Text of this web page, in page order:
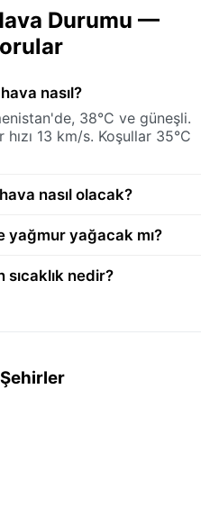
Durumu —
nasıl?
38°C ve güneşli.
13 km/s. Koşullar 35°C
nasıl olacak?
yağmur yağacak mı?
nedir?